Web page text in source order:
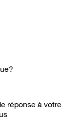
réponse à votre